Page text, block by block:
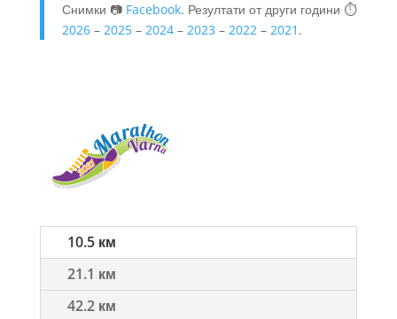
Снимки 📷 Facebook. Резултати от други години ⏱️
2026– 2025– 2024– 2023 – 2022– 2021 .
10.5 км
21.1 км
42.2 км